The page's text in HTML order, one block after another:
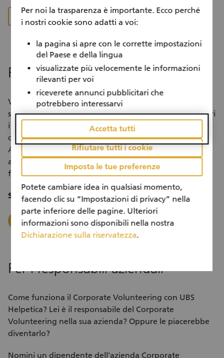
Progetti Corporate Volunteering
Parli con i suoi superiori
Vuole impegnarsi individualmente oppure assieme ai
suoi colleghi e colleghe? Parli con i suoi superiorie illustri
i molteplici vantaggi che una partecipazione, sia
collettiva che individuale porta per ognuno di noi.
Alcune aziende considerano il tempo impegnato in
attività di volontariato come orario lavorativo e
favoriscono tale tipo di impegno.
Sparga la voce!
facebook x_logo mail linkedin
Per i responsabili aziendali
Come funziona il Corporate Volunteering con UBS
Helpetica? Lei è il responsabile del Corporate
Volunteering nella sua azienda? Oppure le piacerebbe
diventarlo?
Nomini un dipendente dell'azienda Corporate
Per noi la trasparenza è importante. Ecco perché
i nostri cookie sono adatti a voi:
la pagina si apre con le corrette impostazioni
del Paese e della lingua
visualizzate più velocemente le informazioni
rilevanti per voi
riceverete annunci pubblicitari che
potrebbero interessarvi
Accetta tutti
Rifiutare tutti i cookie
Imposta le tue preferenze
Potete cambiare idea in qualsiasi momento,
facendo clic su “Impostazioni di privacy” nella
parte inferiore delle pagine. Ulteriori
informazioni sono disponibili nella nostra
Dichiarazione sulla riservatezza.